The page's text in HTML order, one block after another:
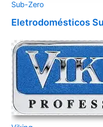
Sub-Zero
Eletrodomésticos